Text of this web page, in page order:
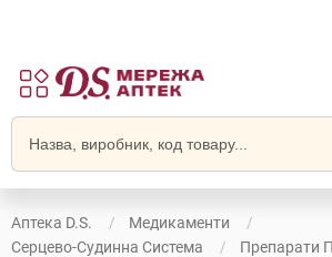
Аптека D.S.
Медикаменти
Серцево-Судинна Система
Препарати